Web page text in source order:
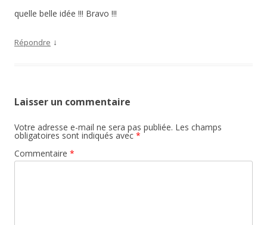
quelle belle idée !!! Bravo !!!
Répondre ↓
Laisser un commentaire
Votre adresse e-mail ne sera pas publiée. Les champs
obligatoires sont indiqués avec *
Commentaire *